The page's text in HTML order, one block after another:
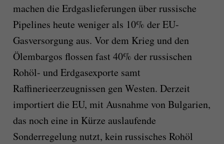
machen die Erdgaslieferungen über russische
Pipelines heute weniger als 10% der EU-
Gasversorgung aus. Vor dem Krieg und den
Ölembargos flossen fast 40% der russischen
Rohöl- und Erdgasexporte samt
Raffinerieerzeugnissen gen Westen. Derzeit
importiert die EU, mit Ausnahme von Bulgarien,
das noch eine in Kürze auslaufende
Sonderregelung nutzt, kein russisches Rohöl